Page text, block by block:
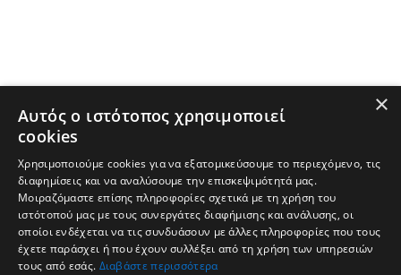
×
Αυτός ο ιστότοπος χρησιμοποιεί
cookies
Χρησιμοποιούμε cookies για να εξατομικεύσουμε το περιεχόμενο, τις
διαφημίσεις και να αναλύσουμε την επισκεψιμότητά μας.
Μοιραζόμαστε επίσης πληροφορίες σχετικά με τη χρήση του
ιστότοπού μας με τους συνεργάτες διαφήμισης και ανάλυσης, οι
οποίοι ενδέχεται να τις συνδυάσουν με άλλες πληροφορίες που τους
έχετε παράσχει ή που έχουν συλλέξει από τη χρήση των υπηρεσιών
τους από εσάς. Διαβάστε περισσότερα